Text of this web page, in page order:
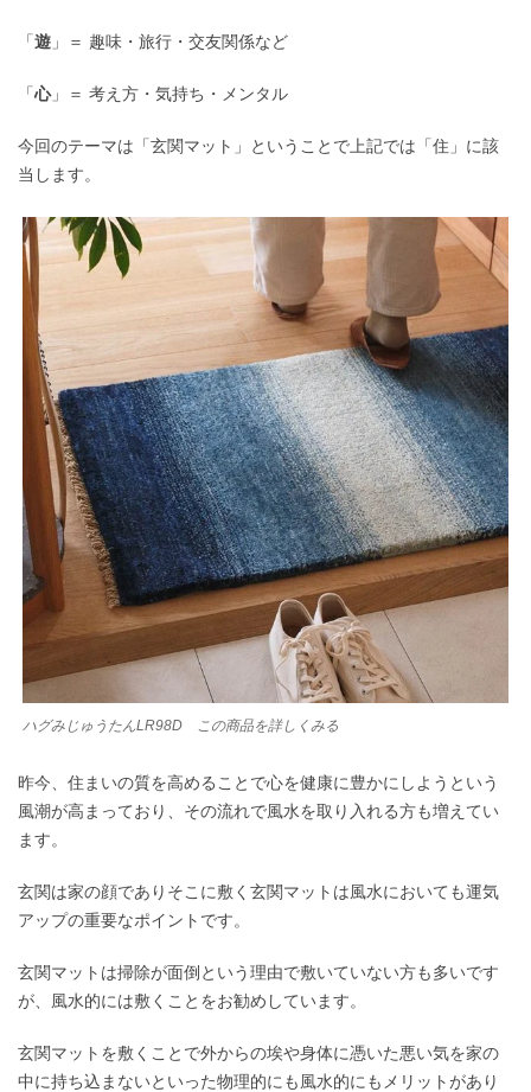
「遊 」＝ 趣味・旅行・交友関係など
「心」＝ 考え方・気持ち・メンタル
今回のテーマは「玄関マット」ということで上記では「住」に該
当します。
ハグみじゅうたんLR98D この商品を詳しくみる
昨今、住まいの質を高めることで心を健康に豊かにしようという
風潮が高まっており、その流れで風水を取り入れる方も増えてい
ます。
玄関は家の顔でありそこに敷く玄関マットは風水においても運気
アップの重要なポイントです。
玄関マットは掃除が面倒という理由で敷いていない方も多いです
が、風水的には敷くことをお勧めしています。
玄関マットを敷くことで外からの埃や身体に憑いた悪い気を家の
中に持ち込まないといった物理的にも風水的にもメリットがあり